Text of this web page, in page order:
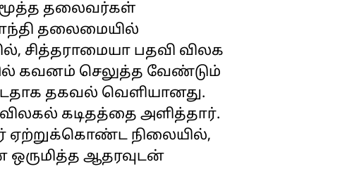
மூத்த தலைவர்கள்
தலைமையில்
சித்தராமையா பதவி விலக
கவனம் செலுத்த வேண்டும்
தகவல் வெளியானது.
கடிதத்தை அளித்தார்.
ஏற்றுக்கொண்ட நிலையில்,
ஒருமித்த ஆதரவுடன்